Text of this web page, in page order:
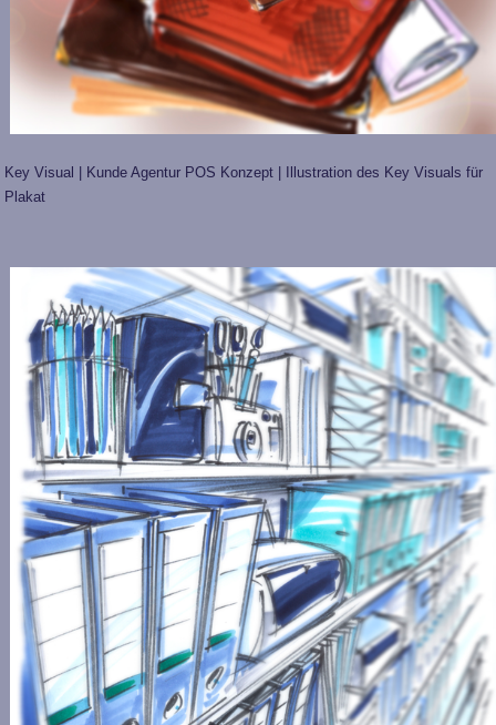
Key Visual | Kunde Agentur POS Konzept | Illustration des Key Visuals für
Plakat